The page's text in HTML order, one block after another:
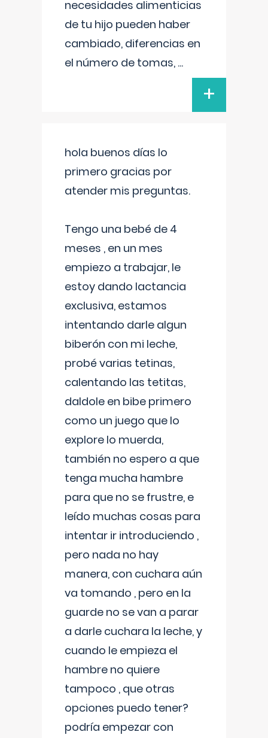
necesidades alimenticias
de tu hijo pueden haber
cambiado, diferencias en
el número de tomas, ...
+
hola buenos días lo
primero gracias por
atender mis preguntas.
Tengo una bebé de 4
meses , en un mes
empiezo a trabajar, le
estoy dando lactancia
exclusiva, estamos
intentando darle algun
biberón con mi leche,
probé varias tetinas,
calentando las tetitas,
daldole en bibe primero
como un juego que lo
explore lo muerda,
también no espero a que
tenga mucha hambre
para que no se frustre, e
leído muchas cosas para
intentar ir introduciendo ,
pero nada no hay
manera, con cuchara aún
va tomando , pero en la
guarde no se van a parar
a darle cuchara la leche, y
cuando le empieza el
hambre no quiere
tampoco , que otras
opciones puedo tener?
podría empezar con